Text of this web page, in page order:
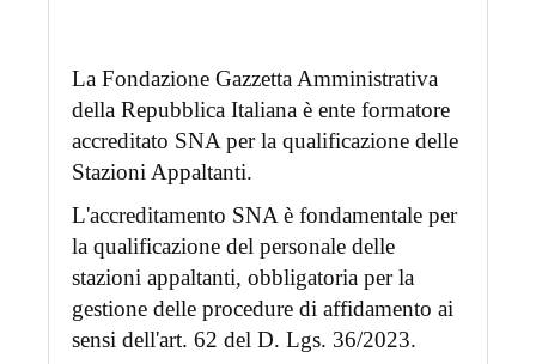
La Fondazione Gazzetta Amministrativa
della Repubblica Italiana è ente formatore
accreditato SNA per la qualificazione delle
Stazioni Appaltanti.
L'accreditamento SNA è fondamentale per
la qualificazione del personale delle
stazioni appaltanti, obbligatoria per la
gestione delle procedure di affidamento ai
sensi dell'art. 62 del D. Lgs. 36/2023.